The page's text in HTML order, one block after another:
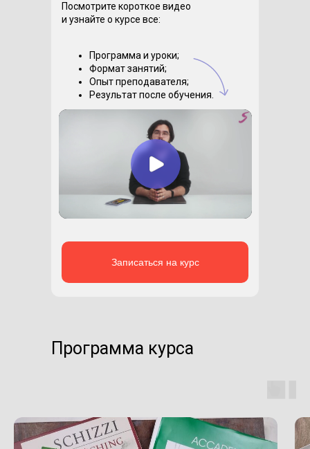
Посмотрите короткое видео
и узнайте о курсе все:
Программа и уроки;
Формат занятий;
Опыт преподавателя;
Результат после обучения.
Записаться на курс
Программа курса